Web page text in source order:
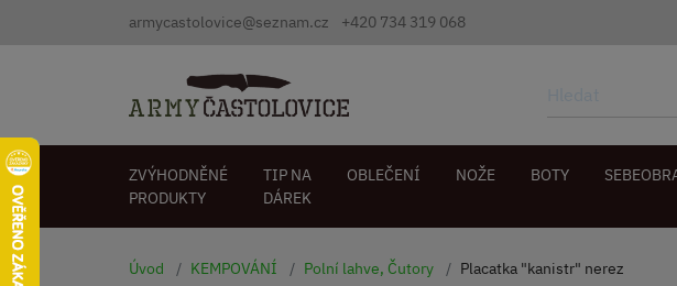
armycastolovice@seznam.cz +420 734 319 068
ZVÝHODNĚNÉ
PRODUKTY
TIP NA
DÁREK
OBLEČENÍ NOŽE BOTY
Úvod KEMPOVÁNÍ Polní lahve, Čutory Placatka "kanistr" nerez